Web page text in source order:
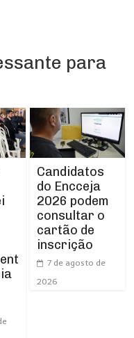
para
Candidatos
do Encceja
2026 podem
consultar o
cartão de
inscrição
7 de agosto de
2026